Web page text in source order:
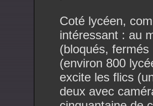
Coté lycéen,
intéressant : au
(bloqués,
(environ 800
excite les flics
deux avec